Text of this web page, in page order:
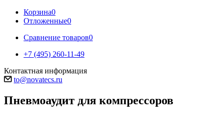
Корзина0
Отложенные0
Сравнение товаров0
+7 (495) 260-11-49
Контактная информация
to@novatecs.ru
Пневмоаудит для компрессоров